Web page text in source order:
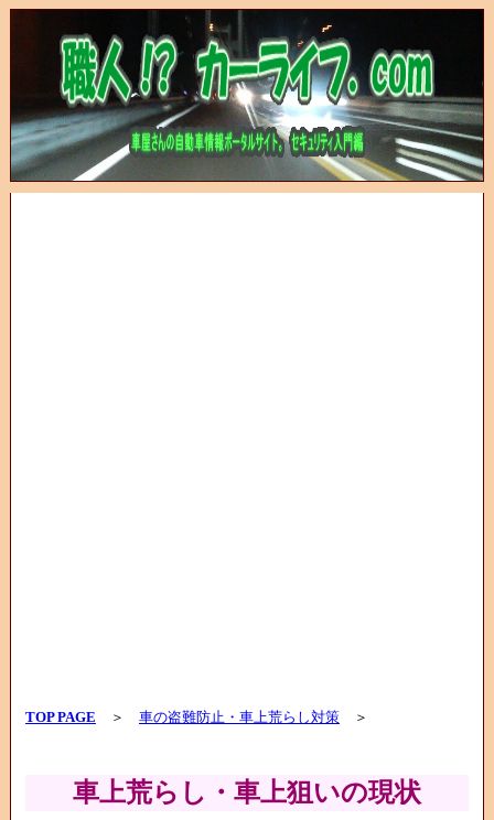
TOP PAGE ＞ 車の盗難防止・車上荒らし対策 ＞
車上荒らし・車上狙いの現状